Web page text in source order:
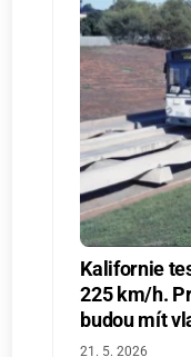
Kalifornie
225 km/h.
budou mít
21. 5. 2026